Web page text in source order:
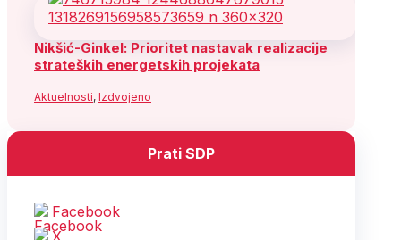
Nikšić-Ginkel: Prioritet nastavak realizacije
strateških energetskih projekata
Aktuelnosti, Izdvojeno
Prati SDP
Facebook
X